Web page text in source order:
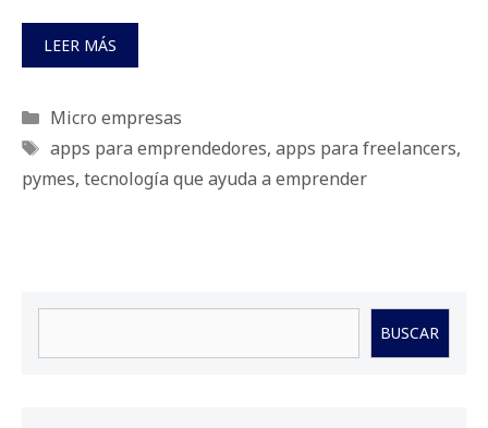
LEER MÁS
Categorías
Micro empresas
Etiquetas
apps para emprendedores, apps para freelancers,
pymes, tecnología que ayuda a emprender
BUSCAR